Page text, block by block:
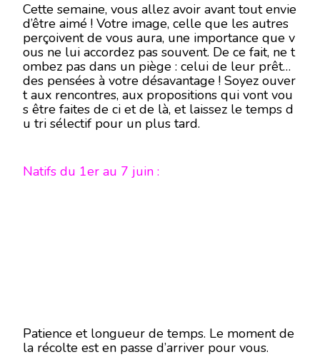
Cette semaine, vous allez avoir avant tout envie
d’être aimé ! Votre image, celle que les autres
perçoivent de vous aura, une importance que v
ous ne lui accordez pas souvent. De ce fait, ne t
ombez pas dans un piège : celui de leur prêter
des pensées à votre désavantage ! Soyez ouver
t aux rencontres, aux propositions qui vont vou
s être faites de ci et de là, et laissez le temps d
u tri sélectif pour un plus tard.
Natifs du 1er au 7 juin :
Patience et longueur de temps. Le moment de
la récolte est en passe d’arriver pour vous.